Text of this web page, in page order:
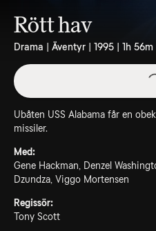
Rött hav
Drama | Äventyr | 1995 | 1h 56m
Ubåten USS Alabama får en
missiler.
Med:
Gene Hackman, Denzel
Dzundza, Viggo Mortensen
Regissör:
Tony Scott